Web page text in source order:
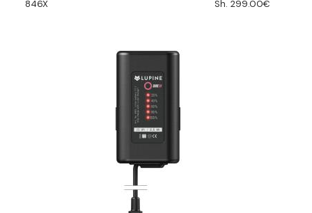
846X
Sh. 299.00€